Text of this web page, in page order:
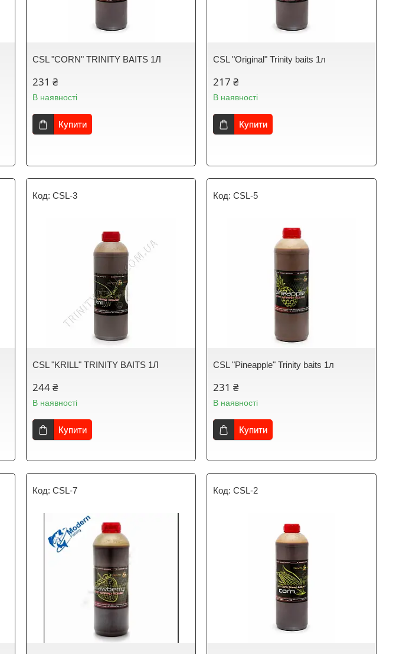
CSL "CORN" TRINITY BAITS 1Л
231 ₴
В наявності
Купити
CSL "Original" Trinity baits 1л
217 ₴
В наявності
Купити
CSL-3
CSL "KRILL" TRINITY BAITS 1Л
244 ₴
В наявності
Купити
CSL-5
CSL "Pineapple" Trinity baits 1л
231 ₴
В наявності
Купити
CSL-7 CSL-2